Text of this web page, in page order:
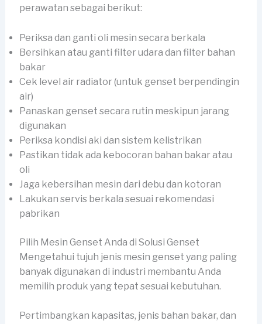
perawatan sebagai berikut:
Periksa dan ganti oli mesin secara berkala
Bersihkan atau ganti filter udara dan filter bahan
bakar
Cek level air radiator (untuk genset berpendingin
air)
Panaskan genset secara rutin meskipun jarang
digunakan
Periksa kondisi aki dan sistem kelistrikan
Pastikan tidak ada kebocoran bahan bakar atau
oli
Jaga kebersihan mesin dari debu dan kotoran
Lakukan servis berkala sesuai rekomendasi
pabrikan
Pilih Mesin Genset Anda di Solusi Genset
Mengetahui tujuh jenis mesin genset yang paling
banyak digunakan di industri membantu Anda
memilih produk yang tepat sesuai kebutuhan.
Pertimbangkan kapasitas, jenis bahan bakar, dan